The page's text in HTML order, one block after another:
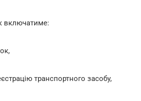
включатиме:
транспортного засобу,